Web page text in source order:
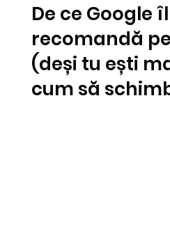
De ce Google îl
recomandă
(deși tu ești
cum să